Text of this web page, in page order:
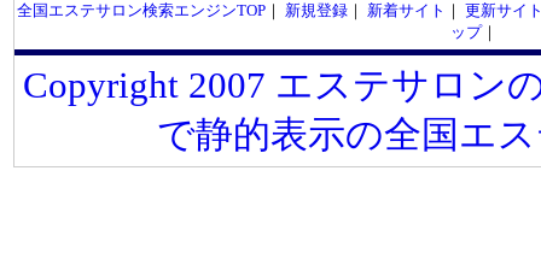
全国エステサロン検索エンジンTOP｜ 新規登録｜ 新着サイト ｜ 更新サイ
ップ｜
Copyright 2007 エステサロン
で静的表示の全国エ